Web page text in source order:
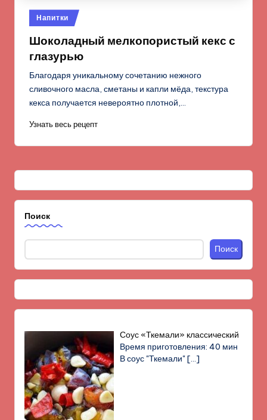
Опубликовано
в
Напитки
Шоколадный мелкопористый кекс с
глазурью
Благодаря уникальному сочетанию нежного
сливочного масла, сметаны и капли мёда, текстура
кекса получается невероятно плотной,…
Узнать весь рецепт
Поиск
Поиск
Соус «Ткемали» классический
Время приготовления: 40 мин
В соус "Ткемали"[…]